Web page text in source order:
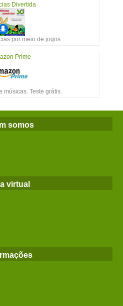
Divertida
por meio de jogos
Prime
músicas. Teste grátis.
somos
virtual